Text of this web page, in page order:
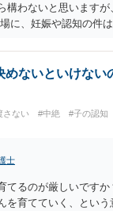
構わないと思います
に、妊娠や認知の件
弁護士に入ってもら
護士に相談されてみ
めないといけない
さない #中絶 #子の認知
士
てるのが厳しいです
を育てていく、という